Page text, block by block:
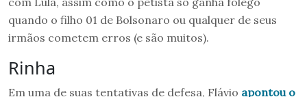
quando o filho 01 de Bolsonaro ou qualquer de seus
irmãos cometem erros (e são muitos).
Rinha
Em uma de suas tentativas de defesa, Flávio apontou o